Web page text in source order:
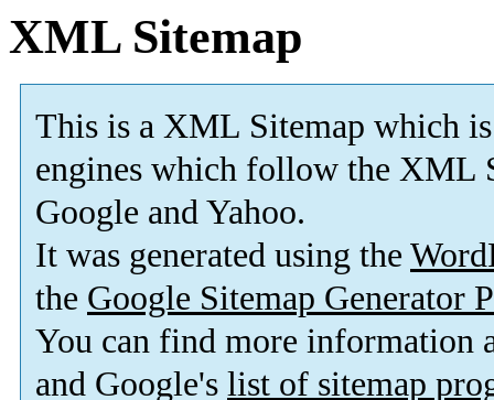
XML Sitemap
This is a XML Sitemap which is
engines which follow the XML
Google and Yahoo.
It was generated using the
the Google Sitemap Generator
You can find more information
and Google's list of sitemap